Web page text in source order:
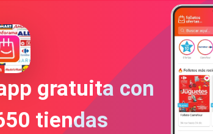
gratuita con
tiendas